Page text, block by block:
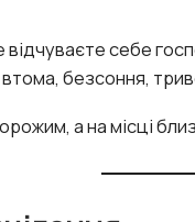
відчуваєте себе
втома, безсоння,
а на місці